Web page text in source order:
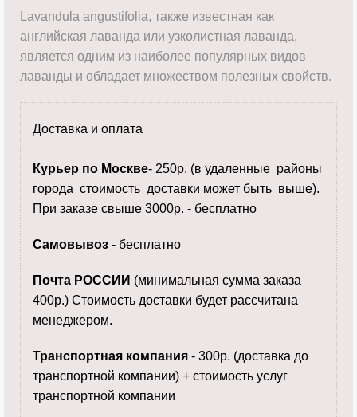
Lavandula angustifolia, также известная как
английская лаванда или узколистная лаванда,
является одним из наиболее популярных видов
лаванды и обладает множеством полезных свойств.
Доставка и оплата
Курьер по Москве- 250р. (в удаленные районы
города стоимость доставки может быть выше).
При заказе свыше 3000р. - бесплатно
Самовывоз - бесплатно
Почта РОССИИ (минимальная сумма заказа
400р.) Стоимость доставки будет рассчитана
менеджером.
Транспортная компания - 300р. (доставка до
транспортной компании) + стоимость услуг
транспортной компании